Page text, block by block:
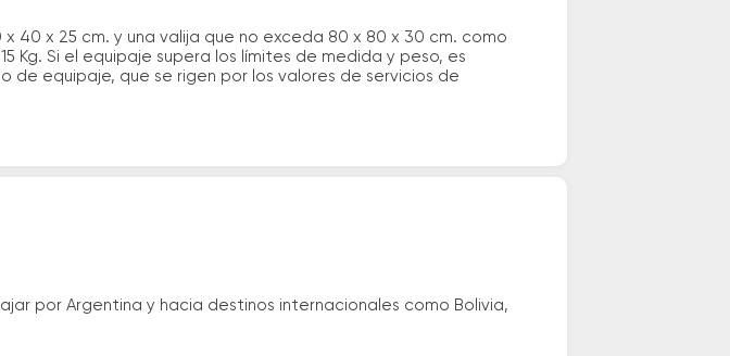
40 x 25 cm. y una valija que no exceda 80 x 80 x 30 cm. como
Kg. Si el equipaje supera los límites de medida y peso, es
equipaje, que se rigen por los valores de servicios de
por Argentina y hacia destinos internacionales como Bolivia,